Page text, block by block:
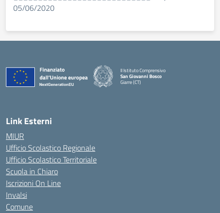
05/06/2020
II Istituto Comprensivo
San Giovanni Bosco
Giarre (CT)
Link Esterni
MIUR
Ufficio Scolastico Regionale
Ufficio Scolastico Territoriale
Scuola in Chiaro
Iscrizioni On Line
Invalsi
Comune